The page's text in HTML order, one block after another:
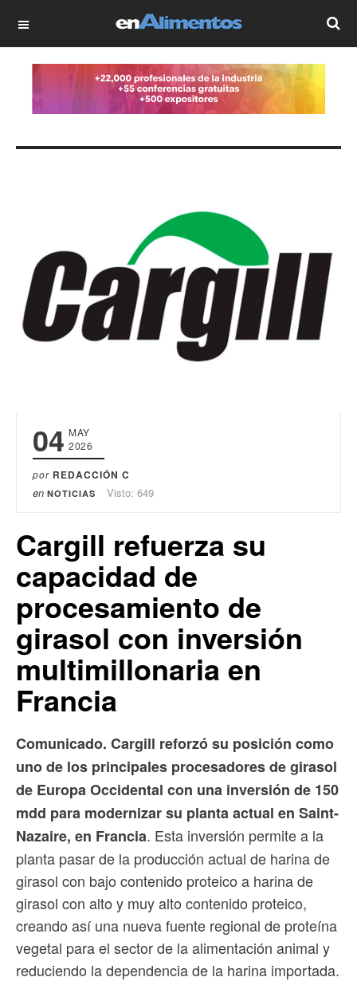
OFF CANVAS
04 MAY
2026
por REDACCIÓN C
en NOTICIAS Visto: 649
Cargill refuerza su
capacidad de
procesamiento de
girasol con inversión
multimillonaria en
Francia
Comunicado. Cargill reforzó su posición como
uno de los principales procesadores de girasol
de Europa Occidental con una inversión de 150
mdd para modernizar su planta actual en Saint-
Nazaire, en Francia. Esta inversión permite a la
planta pasar de la producción actual de harina de
girasol con bajo contenido proteico a harina de
girasol con alto y muy alto contenido proteico,
creando así una nueva fuente regional de proteína
vegetal para el sector de la alimentación animal y
reduciendo la dependencia de la harina importada.